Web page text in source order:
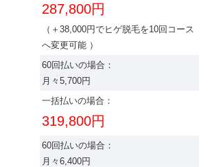
287,800円
（ ＋38,000円でヒゲ脱毛を10回コース
へ変更可能 ）
60回払いの場合：
月々5,700円
一括払いの場合：
319,800円
60回払いの場合：
月々6,400円